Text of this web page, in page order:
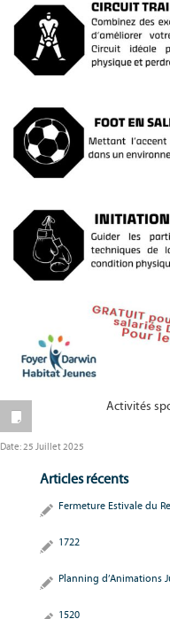
Date: 25 Juillet 2025
Activités
Articles récents
Fermeture Estivale du
1722
Planning d’Animations
1520